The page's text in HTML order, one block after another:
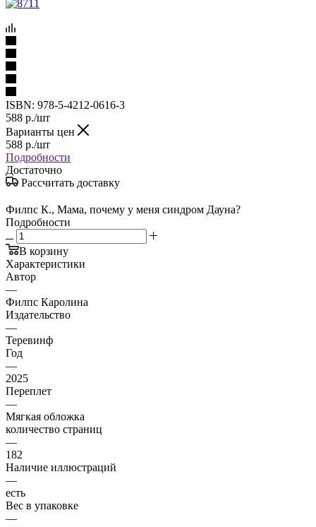
ISBN: 978-5-4212-0616-3
588 р./шт
Варианты цен
588 р./шт
Подробности
Достаточно
Рассчитать доставку
Филпс К., Мама, почему у меня синдром Дауна?
Подробности
В корзину
Характеристики
Автор
—
Филпс Каролина
Издательство
—
Теревинф
Год
—
2025
Переплет
—
Мягкая обложка
количество страниц
—
182
Наличие иллюстраций
—
есть
Вес в упаковке
—